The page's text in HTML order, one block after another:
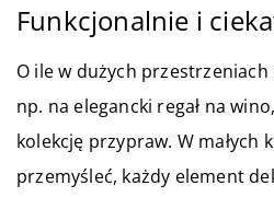
Funkcjonalnie i
O ile w dużych
np. na elegancki regał na
kolekcję przypraw. W małych
przemyśleć, każdy element